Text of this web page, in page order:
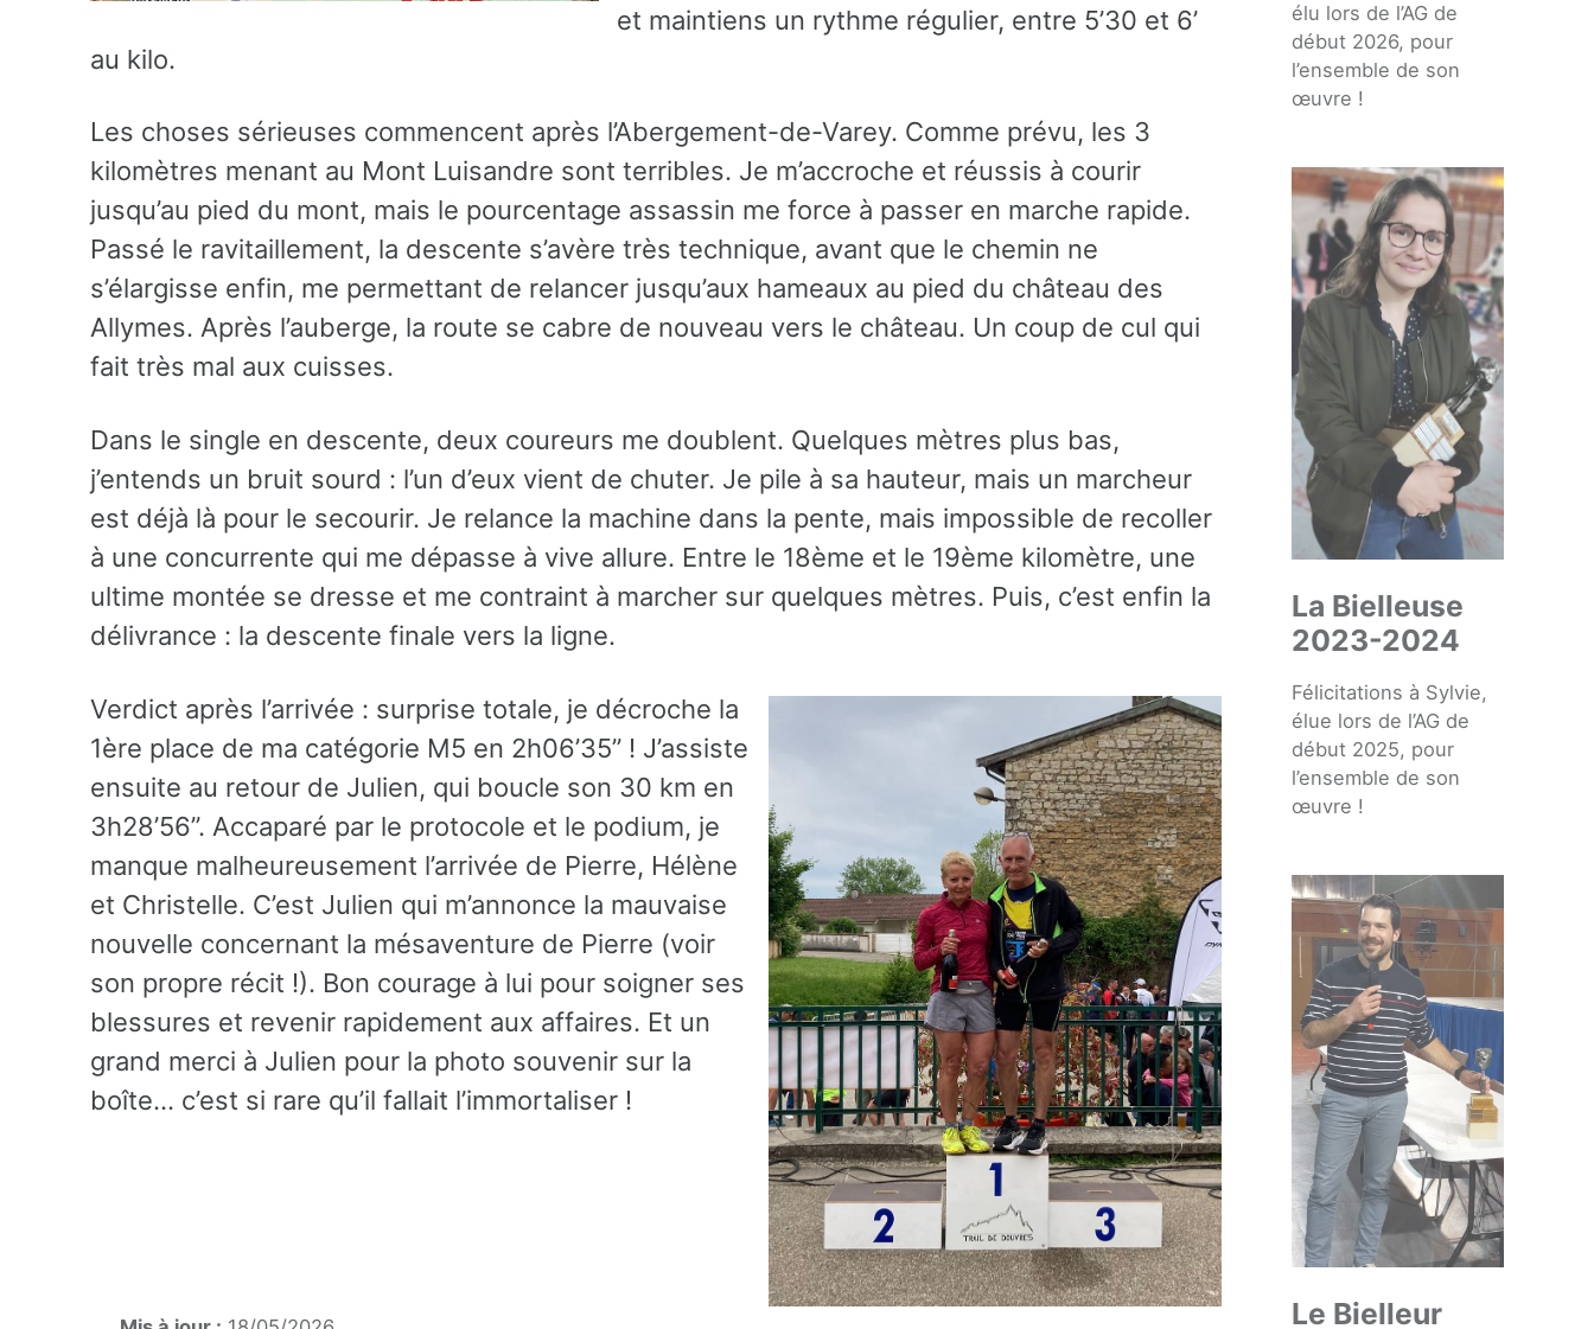
élu lors de l’AG de
début 2026, pour
l’ensemble de son
œuvre !
La Bielleuse
2023-2024
Félicitations à Sylvie,
élue lors de l’AG de
début 2025, pour
l’ensemble de son
œuvre !
Le Bielleur
et maintiens un rythme régulier, entre 5’30 et 6’
au kilo.
Les choses sérieuses commencent après l’Abergement-de-Varey. Comme prévu, les 3
kilomètres menant au Mont Luisandre sont terribles. Je m’accroche et réussis à courir
jusqu’au pied du mont, mais le pourcentage assassin me force à passer en marche rapide.
Passé le ravitaillement, la descente s’avère très technique, avant que le chemin ne
s’élargisse enfin, me permettant de relancer jusqu’aux hameaux au pied du château des
Allymes. Après l’auberge, la route se cabre de nouveau vers le château. Un coup de cul qui
fait très mal aux cuisses.
Dans le single en descente, deux coureurs me doublent. Quelques mètres plus bas,
j’entends un bruit sourd : l’un d’eux vient de chuter. Je pile à sa hauteur, mais un marcheur
est déjà là pour le secourir. Je relance la machine dans la pente, mais impossible de recoller
à une concurrente qui me dépasse à vive allure. Entre le 18ème et le 19ème kilomètre, une
ultime montée se dresse et me contraint à marcher sur quelques mètres. Puis, c’est enfin la
délivrance : la descente finale vers la ligne.
Verdict après l’arrivée : surprise totale, je décroche la
1ère place de ma catégorie M5 en 2h06’35” ! J’assiste
ensuite au retour de Julien, qui boucle son 30 km en
3h28’56”. Accaparé par le protocole et le podium, je
manque malheureusement l’arrivée de Pierre, Hélène
et Christelle. C’est Julien qui m’annonce la mauvaise
nouvelle concernant la mésaventure de Pierre (voir
son propre récit !). Bon courage à lui pour soigner ses
blessures et revenir rapidement aux affaires. Et un
grand merci à Julien pour la photo souvenir sur la
boîte… c’est si rare qu’il fallait l’immortaliser !